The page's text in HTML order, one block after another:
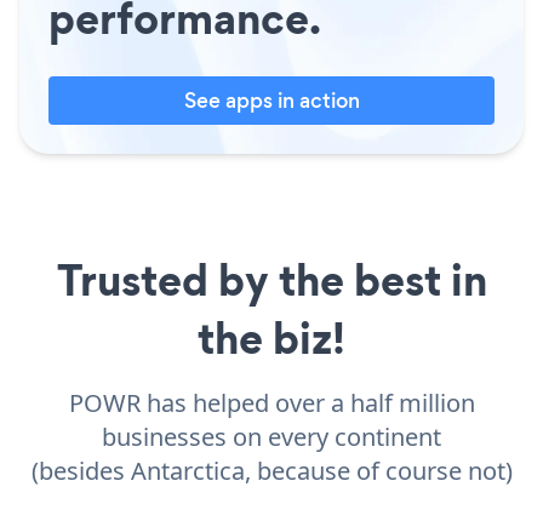
performance.
See apps in action
Trusted by the best in
the biz!
POWR has helped over a half million
businesses on every continent
(besides Antarctica, because of course not)